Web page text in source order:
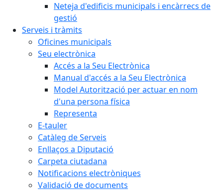
Neteja d'edificis municipals i encàrrecs de
gestió
Serveis i tràmits
Oficines municipals
Seu electrònica
Accés a la Seu Electrònica
Manual d'accés a la Seu Electrònica
Model Autorització per actuar en nom
d'una persona física
Representa
E-tauler
Catàleg de Serveis
Enllaços a Diputació
Carpeta ciutadana
Notificacions electròniques
Validació de documents